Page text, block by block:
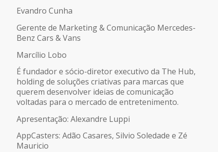
Evandro Cunha
Gerente de Marketing & Comunicação Mercedes-
Benz Cars & Vans
Marcílio Lobo
É fundador e sócio-diretor executivo da The Hub,
holding de soluções criativas para marcas que
querem desenvolver ideias de comunicação
voltadas para o mercado de entretenimento.
Apresentação: Alexandre Luppi
AppCasters: Adão Casares, Silvio Soledade e Zé
Mauricio